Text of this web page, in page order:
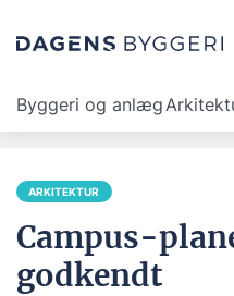
Byggeri og anlæg
ARKITEKTUR
Campus-
godkendt